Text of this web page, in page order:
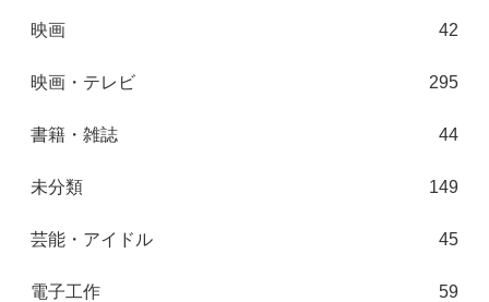
映画 42
映画・テレビ 295
書籍・雑誌 44
未分類 149
芸能・アイドル 45
電子工作 59